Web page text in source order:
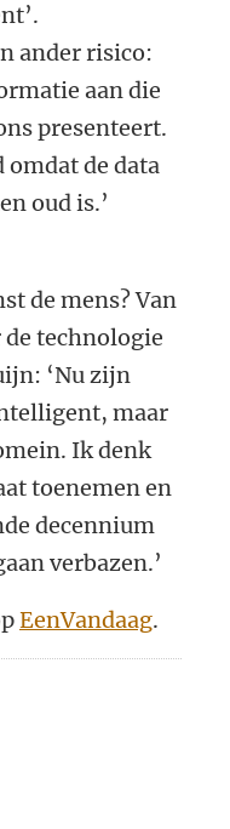
ander risico:
aan die
presenteert.
de data
oud is.’
de mens? Van
technologie
‘Nu zijn
maar
Ik denk
toenemen en
decennium
verbazen.’
EenVandaag.